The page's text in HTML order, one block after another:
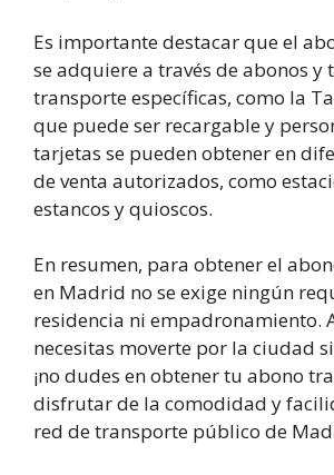
Es importante destacar que el
se adquiere a través de abonos y
transporte específicas, como la
que puede ser recargable y
tarjetas se pueden obtener en
de venta autorizados, como
estancos y quioscos.
En resumen, para obtener el
en Madrid no se exige ningún
residencia ni empadronamiento.
necesitas moverte por la ciudad
¡no dudes en obtener tu abono
disfrutar de la comodidad y
red de transporte público de